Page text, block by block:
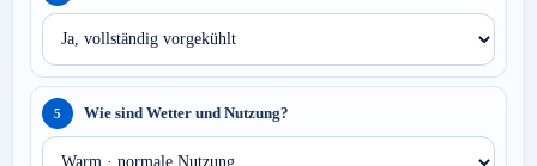
5 Wie sind Wetter und Nutzung?